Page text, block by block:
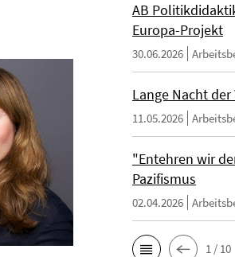
AB
Europa-Projekt
30.06.2026
Lange Nacht
11.05.2026
"Entehren wir
Pazifismus
02.04.2026
1 / 10